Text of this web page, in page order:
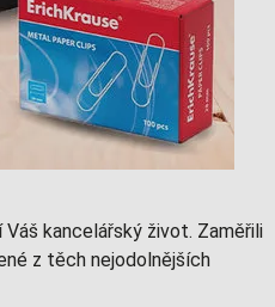
kancelářský život. Zaměřili
z těch nejodolnějších